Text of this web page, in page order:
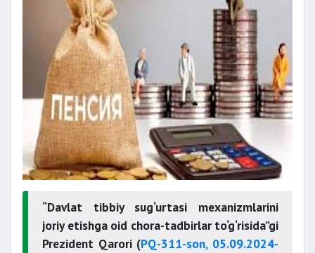
“Davlat tibbiy sug‘urtasi mexanizmlarini
joriy etishga oid chora-tadbirlar to‘g‘risida”gi
Prezident Qarori (PQ-311-son, 05.09.2024-